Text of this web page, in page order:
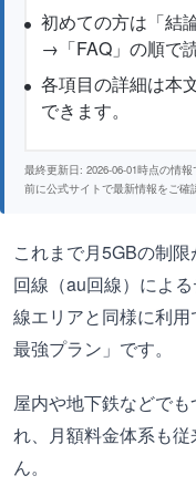
初めての方は「結
→「FAQ」の順で
各項目の詳細は本
できます。
最終更新日: 2026-06-01時点の情
前に公式サイトで最新情報をご確
これまで月5GBの制
回線（au回線）によ
線エリアと同様に利
最強プラン」です。
屋内や地下鉄などで
れ、月額料金体系も
ん。